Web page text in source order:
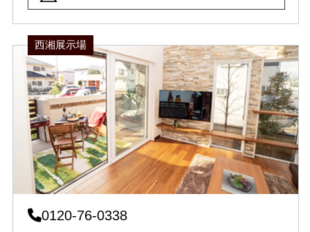
西湘展示場
0120-76-0338